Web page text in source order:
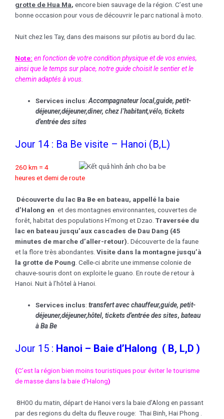
grotte de Hua Ma, encore bien sauvage de la région. C’est une
bonne occasion pour vous de découvrir le parc national à moto.
Nuit chez les Tay, dans des maisons sur pilotis au bord du lac.
Note: en fonction de votre condition physique et de vos envies,
ainsi que le temps sur place, notre guide choisit le sentier et le
chemin adaptés à vous.
Services inclus:Accompagnateur local,guide, petit-
déjeuner,déjeuner,diner, chez l’habitant,vélo, tickets
d’entrée des sites
Jour 14 : Ba Be visite – Hanoi (B,L)
260 km = 4
heures et demi de route
Découverte du lac Ba Be en bateau, appellé la baie
d’Halong en et des montagnes environnantes, couvertes de
forêt, habitat des populations H’mong et Dzao. Traversée du
lac en bateau jusqu’aux cascades de Dau Dang (45
minutes de marche d’aller-retour). Découverte de la faune
et la flore très abondantes. Visite dans la montagne jusqu’à
la grotte de Poung . Celle-ci abrite une immense colonie de
chauve-souris dont on exploite le guano. En route de retour à
Hanoi. Nuit à l’hôtel à Hanoi.
Services inclus:transfert avec chauffeur,guide, petit-
déjeuner,déjeuner,hôtel, tickets d’entrée des sites,bateau
à Ba Be
Jour 15 : Hanoi – Baie d’Halong ( B, L,D )
(C’est la région bien moins touristiques pour éviter le tourisme
de masse dans la baie d’Halong)
8H00 du matin, départ de Hanoi vers la baie d’Along en passant
par des regions du delta du fleuve rouge: Thai Binh, Hai Phong .